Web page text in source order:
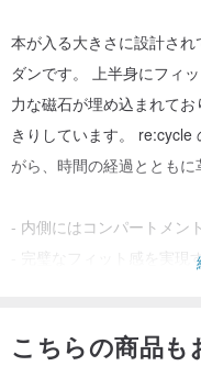
本が入る大きさに設計さ
ダンです。 上半身にフィ
力な磁石が埋め込まれて
きりしています。 re:cycle
がら、時間の経過とともに
- 内側にはコンパートメン
- 完璧なフィット感を実現
こちらの商品も